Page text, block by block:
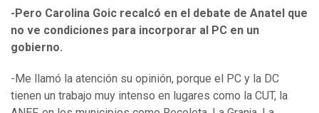
-Pero Carolina Goic recalcó en el debate de Anatel que
no ve condiciones para incorporar al PC en un
gobierno.
-Me llamó la atención su opinión, porque el PC y la DC
tienen un trabajo muy intenso en lugares como la CUT, la